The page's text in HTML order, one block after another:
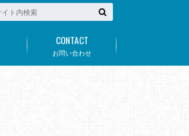
お問い合わせ
CONTACT